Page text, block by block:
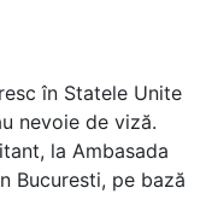
în Statele Unite
nevoie de viză.
la Ambasada
Bucuresti, pe bază